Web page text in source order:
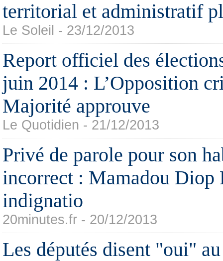
territorial et administratif
Le Soleil - 23/12/2013
Report officiel des
juin 2014 : L’Opposition
Majorité approuve
Le Quotidien - 21/12/2013
Privé de parole pour son
incorrect : Mamadou Diop
indignatio
20minutes.fr - 20/12/2013
Les députés disent "oui"